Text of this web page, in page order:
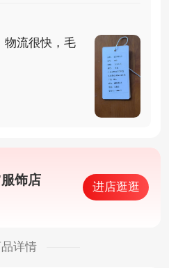
物流很快，毛
饰店 进店逛逛
详情